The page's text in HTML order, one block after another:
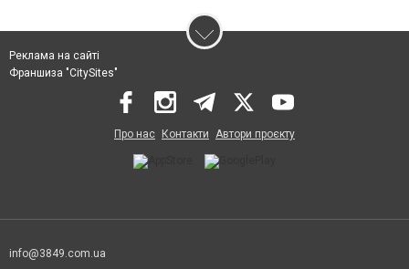
Реклама на сайті
Франшиза "CitySites"
Про нас Контакти Автори проєкту
info@3849.com.ua